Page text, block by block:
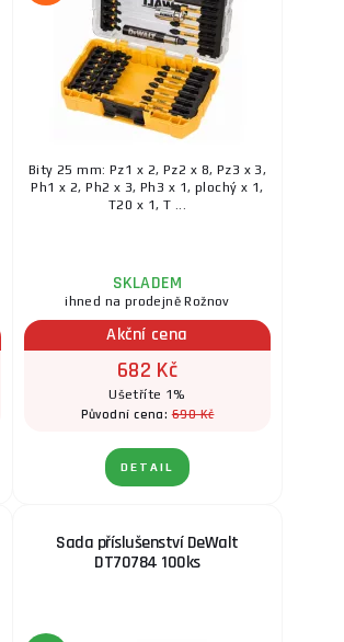
Bity 25 mm: Pz1 x 2, Pz2 x 8, Pz3 x 3,
Ph1 x 2, Ph2 x 3, Ph3 x 1, plochý x 1,
T20 x 1, T ...
SKLADEM
ihned na prodejně Rožnov
Akční cena
682 Kč
Ušetříte 1%
Původní cena:690 Kč
DETAIL
Sada příslušenství DeWalt
DT70784 100ks